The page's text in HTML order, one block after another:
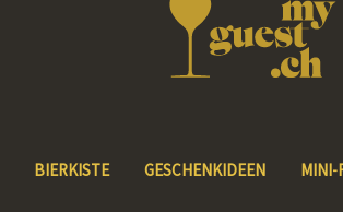
BIERKISTE GESCHENKIDEEN MINI-